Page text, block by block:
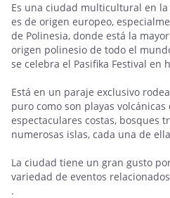
Es una ciudad multicultural en
es de origen europeo,
de Polinesia, donde está la
origen polinesio de todo el
se celebra el Pasifika Festival en
Está en un paraje exclusivo
puro como son playas
espectaculares costas, bosques
numerosas islas, cada una de
La ciudad tiene un gran gusto
variedad de eventos
.